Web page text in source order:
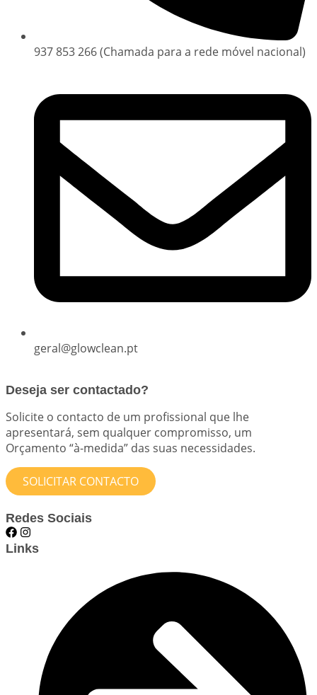
937 853 266 (Chamada para a rede móvel nacional)
geral@glowclean.pt
Deseja ser contactado?
Solicite o contacto de um profissional que lhe
apresentará, sem qualquer compromisso, um
Orçamento “à-medida” das suas necessidades.
SOLICITAR CONTACTO
Redes Sociais
Links